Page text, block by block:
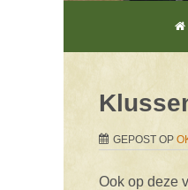
GEPOST OP
Ook op deze